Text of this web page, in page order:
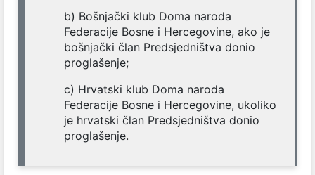
b) Bošnjački klub Doma naroda
Federacije Bosne i Hercegovine, ako je
bošnjački član Predsjedništva donio
proglašenje;
c) Hrvatski klub Doma naroda
Federacije Bosne i Hercegovine, ukoliko
je hrvatski član Predsjedništva donio
proglašenje.